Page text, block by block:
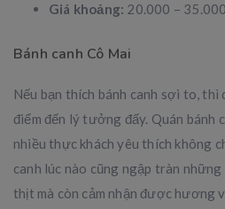
Giá khoảng: 20.000 –
Bánh canh Cô Mai
Nếu bạn thích bánh canh sợi to, thì
điểm đến lý tưởng đấy. Quán bánh
nhiều thực khách yêu thích không
canh lúc nào cũng ngập tràn những
thịt mà còn cảm nhận được hương